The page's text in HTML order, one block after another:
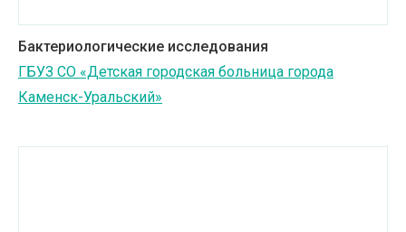
Бактериологические исследования
ГБУЗ СО «Детская городская больница города
Каменск-Уральский»